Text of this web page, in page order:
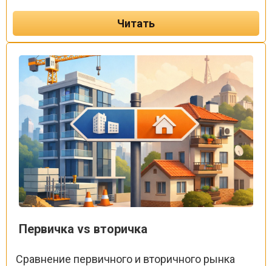
Читать
Первичка vs вторичка
Сравнение первичного и вторичного рынка